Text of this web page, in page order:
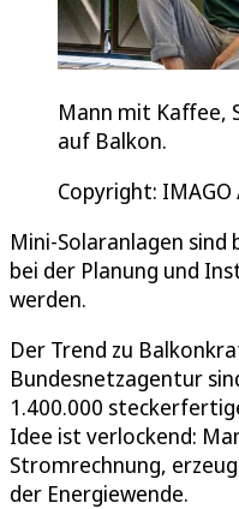
Mann mit Kaffee,
auf Balkon.
Copyright: IMAGO
Mini-Solaranlagen sind
bei der Planung und
werden.
Der Trend zu
Bundesnetzagentur
1.400.000
Idee ist verlockend:
Stromrechnung,
der Energiewende.